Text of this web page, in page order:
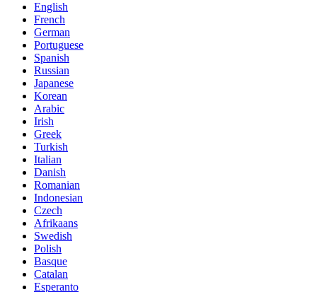
English
French
German
Portuguese
Spanish
Russian
Japanese
Korean
Arabic
Irish
Greek
Turkish
Italian
Danish
Romanian
Indonesian
Czech
Afrikaans
Swedish
Polish
Basque
Catalan
Esperanto